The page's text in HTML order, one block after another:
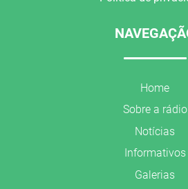
Home
Sobre a rádio
Notícias
Informativos
Galerias